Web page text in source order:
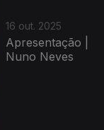
16 out. 2025
Apresentação |
Nuno Neves